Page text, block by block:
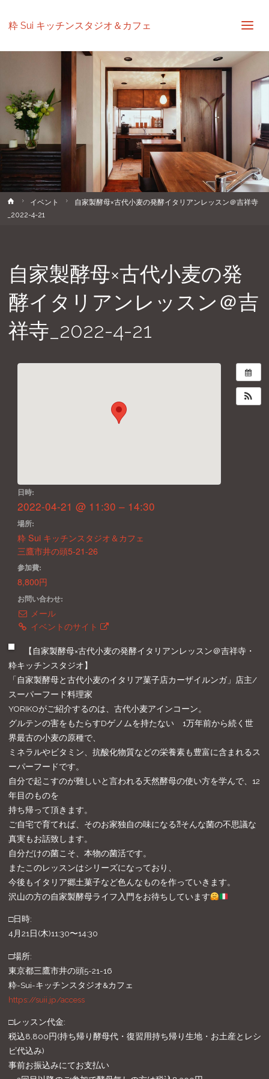
粋 Sui キッチンスタジオ＆カフェ
ホ
ー
イベント
自家製酵母×古代小麦の発酵イタリアンレッスン＠吉祥寺
_2022-4-21
自家製酵母×古代小麦の発
酵イタリアンレッスン＠吉
祥寺_2022-4-21
日時:
2022-04-21 @ 11:30 – 14:30
場所:
粋 Sui キッチンスタジオ＆カフェ
三鷹市井の頭5-21-26
参加費:
8,800円
お問い合わせ:
メール
イベントのサイト
【自家製酵母×古代小麦の発酵イタリアンレッスン＠吉祥寺・
粋キッチンスタジオ】
「自家製酵母と古代小麦のイタリア菓子店カーザイルンガ」店主/
スーパーフード料理家
YORIKOがご紹介するのは、古代小麦アインコーン。
グルテンの害をもたらすDゲノムを持たない 1万年前から続く世
界最古の小麦の原種で、
ミネラルやビタミン、抗酸化物質などの栄養素も豊富に含まれるス
ーパーフードです。
自分で起こすのが難しいと言われる天然酵母の使い方を学んで、12
年目のものを
持ち帰って頂きます。
ご自宅で育てれば、そのお家独自の味になる⁈そんな菌の不思議な
真実もお話致します。
自分だけの菌こそ、本物の菌活です。
またこのレッスンはシリーズになっており、
今後もイタリア郷土菓子など色んなものを作っていきます。
沢山の方の自家製酵母ライフ入門をお待ちしています
□日時:
4月21日(木)11:30〜14:30
□場所:
東京都三鷹市井の頭5-21-16
粋-Sui-キッチンスタジオ&カフェ
https://suii.jp/access
□レッスン代金:
税込8,800円(持ち帰り酵母代・復習用持ち帰り生地・お土産とレシ
ピ代込み)
事前お振込みにてお支払い